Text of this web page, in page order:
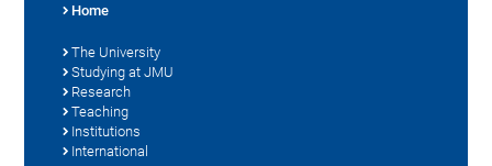
Home
The University
Studying at JMU
Research
Teaching
Institutions
International